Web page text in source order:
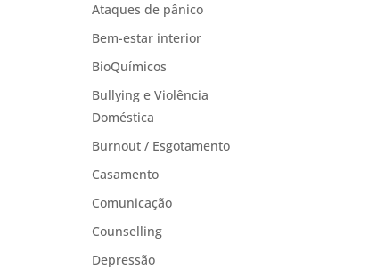
Ataques de pânico
Bem-estar interior
BioQuímicos
Bullying e Violência
Doméstica
Burnout / Esgotamento
Casamento
Comunicação
Counselling
Depressão